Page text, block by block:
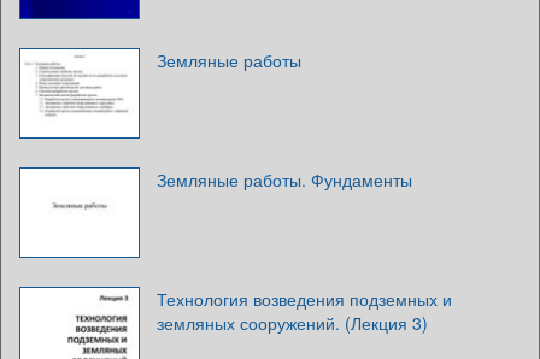
Земляные работы
Земляные работы. Фундаменты
Технология возведения подземных и
земляных сооружений. (Лекция 3)